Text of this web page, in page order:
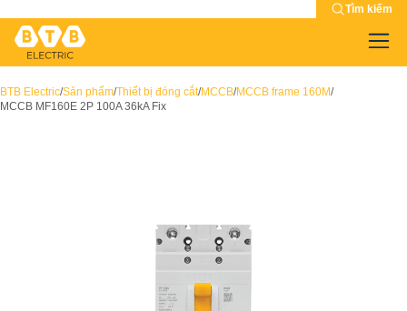
Tìm kiếm
BTB Electric/Sản phẩm/Thiết bị đóng cắt/MCCB/MCCB frame 160M/
MCCB MF160E 2P 100A 36kA Fix